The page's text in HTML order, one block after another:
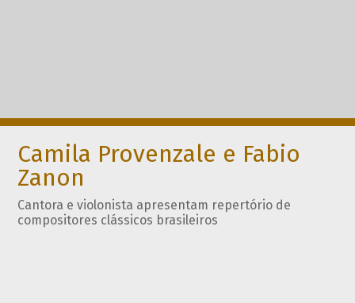
Camila Provenzale e Fabio
Zanon
Cantora e violonista apresentam repertório de
compositores clássicos brasileiros